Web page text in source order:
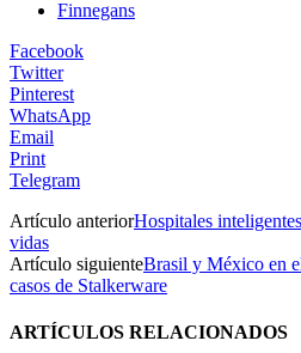
Finnegans
Facebook
Twitter
Pinterest
WhatsApp
Email
Print
Telegram
Artículo anteriorHospitales
vidas
Artículo siguienteBrasil y México en
casos de Stalkerware
ARTÍCULOS RELACIONADOS